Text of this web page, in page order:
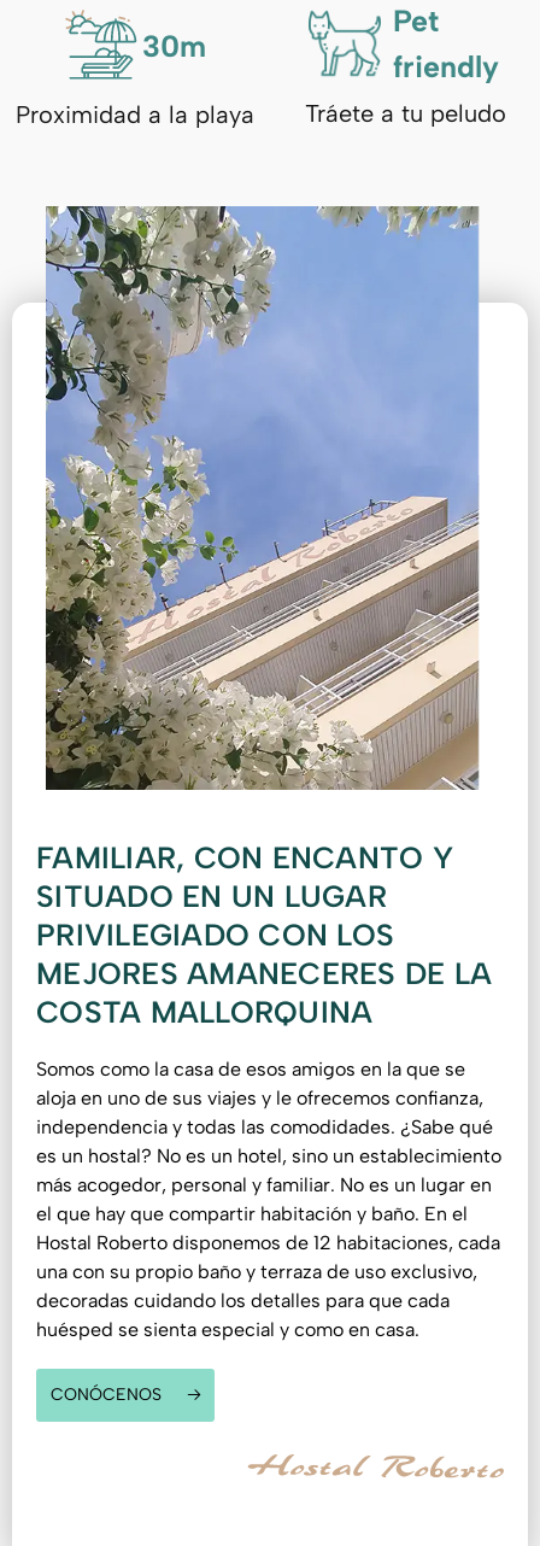
30m
Proximidad a la playa
Pet
friendly
Tráete a tu peludo
FAMILIAR, CON ENCANTO Y
SITUADO EN UN LUGAR
PRIVILEGIADO CON LOS
MEJORES AMANECERES DE LA
COSTA MALLORQUINA
Somos como la casa de esos amigos en la que se
aloja en uno de sus viajes y le ofrecemos confianza,
independencia y todas las comodidades. ¿Sabe qué
es un hostal? No es un hotel, sino un establecimiento
más acogedor, personal y familiar. No es un lugar en
el que hay que compartir habitación y baño. En el
Hostal Roberto disponemos de 12 habitaciones, cada
una con su propio baño y terraza de uso exclusivo,
decoradas cuidando los detalles para que cada
huésped se sienta especial y como en casa.
CONÓCENOS